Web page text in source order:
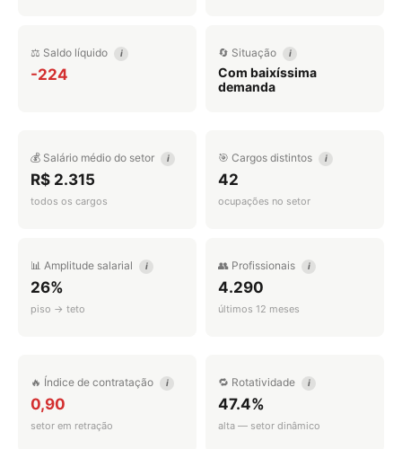
⚖️ Saldo líquido i
-224
🔄 Situação i
Com baixíssima
demanda
💰 Salário médio do setor i
R$ 2.315
todos os cargos
🎯 Cargos distintos i
42
ocupações no setor
📊 Amplitude salarial i
26%
piso → teto
👥 Profissionais i
4.290
últimos 12 meses
🔥 Índice de contratação i
0,90
setor em retração
🔁 Rotatividade i
47.4%
alta — setor dinâmico